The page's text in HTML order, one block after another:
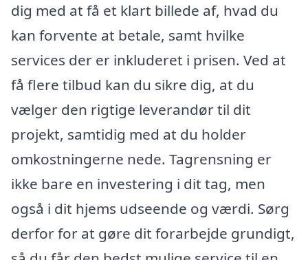
dig med at få et klart billede af, hvad du
kan forvente at betale, samt hvilke
services der er inkluderet i prisen. Ved at
få flere tilbud kan du sikre dig, at du
vælger den rigtige leverandør til dit
projekt, samtidig med at du holder
omkostningerne nede. Tagrensning er
ikke bare en investering i dit tag, men
også i dit hjems udseende og værdi. Sørg
derfor for at gøre dit forarbejde grundigt,